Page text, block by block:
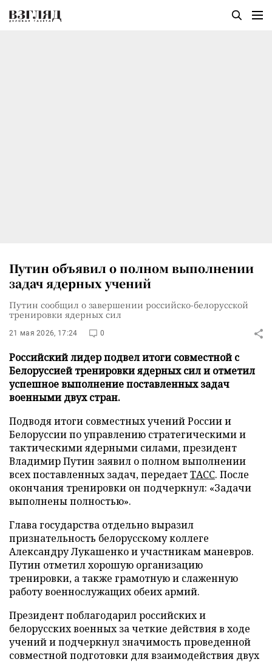
Путин объявил о полном выполнении
задач ядерных учений
Путин сообщил о завершении российско-белорусской
тренировки ядерных сил
21 мая 2026, 17:24 0
Российский лидер подвел итоги совместной с
Белоруссией тренировки ядерных сил и отметил
успешное выполнение поставленных задач
военными двух стран.
Подводя итоги совместных учений России и
Белоруссии по управлению стратегическими и
тактическими ядерными силами, президент
Владимир Путин заявил о полном выполнении
всех поставленных задач, передаетТАСС. После
окончания тренировки он подчеркнул: «Задачи
выполнены полностью».
Глава государства отдельно выразил
признательность белорусскому коллеге
Александру Лукашенко и участникам маневров.
Путин отметил хорошую организацию
тренировки, а также грамотную и слаженную
работу военнослужащих обеих армий.
Президент поблагодарил российских и
белорусских военных за четкие действия в ходе
учений и подчеркнул значимость проведенной
совместной подготовки для взаимодействия двух